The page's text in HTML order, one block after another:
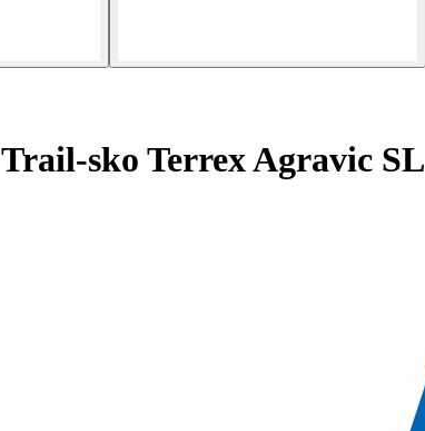
Trail-sko Terrex Agravic SL